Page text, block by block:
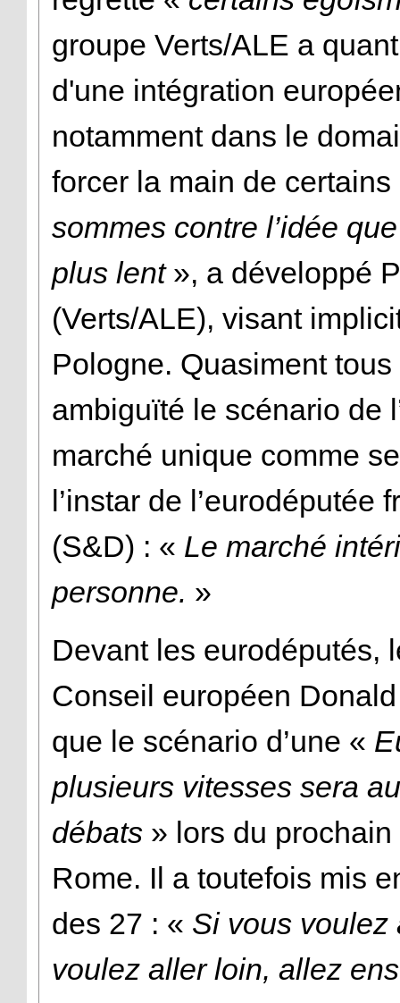
groupe Verts/ALE a
d'une intégration
notamment dans le
forcer la main de
sommes contre l’idée
plus lent», a développé
(Verts/ALE), visant
Pologne. Quasiment
ambiguïté le scénario de
marché unique comme
l’instar de l’eurodéputée
(S&D) : « Le marché
personne. »
Devant les eurodéputés,
Conseil européen
que le scénario d’une «
plusieurs vitesses sera
débats » lors du
Rome. Il a toutefois mis
des 27 : « Si vous voulez
voulez aller loin, allez